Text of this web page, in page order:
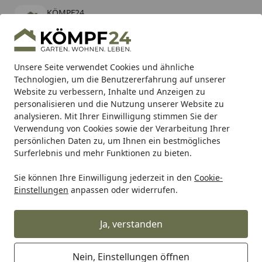
Unsere Seite verwendet Cookies und ähnliche
Technologien, um die Benutzererfahrung auf unserer
Website zu verbessern, Inhalte und Anzeigen zu
personalisieren und die Nutzung unserer Website zu
analysieren. Mit Ihrer Einwilligung stimmen Sie der
Verwendung von Cookies sowie der Verarbeitung Ihrer
persönlichen Daten zu, um Ihnen ein bestmögliches
Surferlebnis und mehr Funktionen zu bieten.
Sie können Ihre Einwilligung jederzeit in den Cookie-
Einstellungen anpassen oder widerrufen.
Ja, verstanden
Nein, Einstellungen öffnen
KÖMPF24
kostenlos - Im App Store
Hotline
Alle Produkte
Mein Konto
Suchen
Karibu Pools inkl. gratis Sandfilteranlage & Pool-
Starterset (Gesamtwert bis 468,99€)
Startseite
Beko Beko Klebstoffe beko Weißleim D3
beko Weißleim D3